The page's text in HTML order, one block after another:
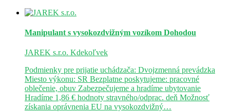
Manipulant s vysokozdvižným vozíkom Dohodou
JAREK s.r.o. Kdekoľvek
Podmienky pre prijatie uchádzača: Dvojzmenná prevádzka
Miesto výkonu: SR Bezplatne poskytujeme: pracovné
oblečenie, obuv Zabezpečujeme a hradíme ubytovanie
Hradíme 1,86 € hodnoty stravného/odprac. deň Možnosť
získania oprávnenia EU na vysokozdvižný…